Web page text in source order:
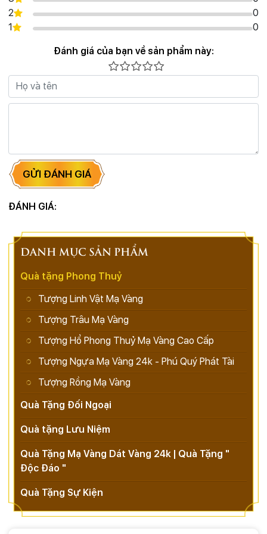
2
0
1
0
Đánh giá của bạn về sản phẩm này:
GỬI ĐÁNH GIÁ
ĐÁNH GIÁ:
DANH MỤC SẢN PHẨM
Quà tặng Phong Thuỷ
Tượng Linh Vật Mạ Vàng
Tượng Trâu Mạ Vàng
Tượng Hổ Phong Thuỷ Mạ Vàng Cao Cấp
Tượng Ngựa Mạ Vàng 24k - Phú Quý Phát Tài
Tượng Rồng Mạ Vàng
Quà Tặng Đối Ngoại
Quà tặng Lưu Niệm
Quà Tặng Mạ Vàng Dát Vàng 24k | Quà Tặng "
Độc Đáo "
Quà Tặng Sự Kiện